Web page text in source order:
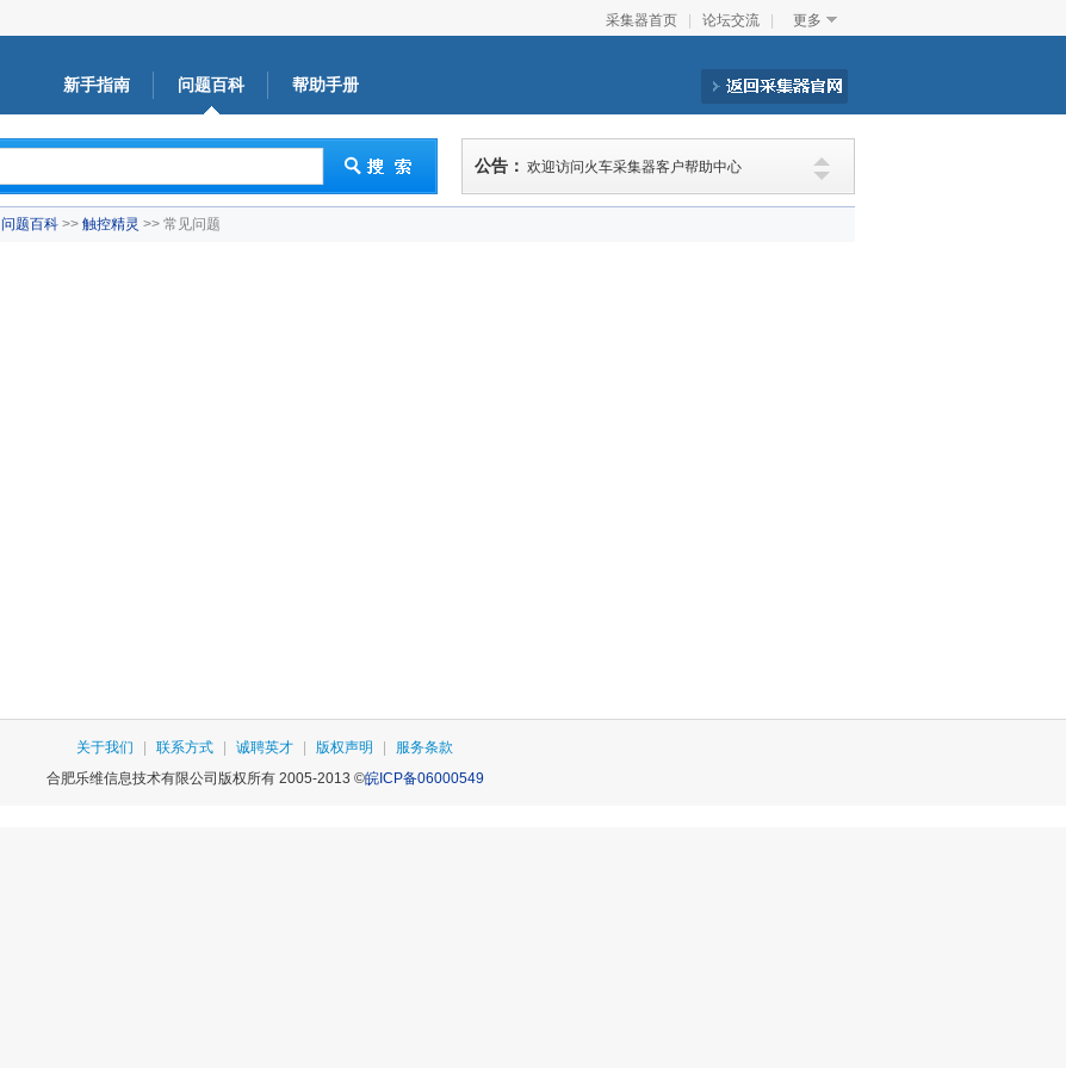
采集器首页 论坛交流 更多
新手指南 问题百科 帮助手册
公告： 欢迎访问火车采集器客户帮助中心
问题百科 >> 触控精灵 >> 常见问题
关于我们 联系方式 诚聘英才 版权声明
服务条款
合肥乐维信息技术有限公司版权所有 2005-2013 ©皖ICP备06000549